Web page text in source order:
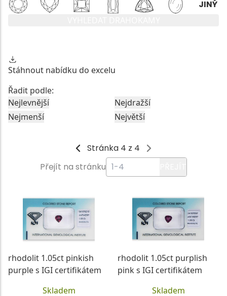
Stáhnout nabídku do excelu
Řadit podle:
Nejlevnější
Nejdražší
Nejmenší
Největší
Stránka 4 z 4
Přejít na stránku
rhodolit 1.05ct pinkish
purple s IGI certifikátem
Skladem
rhodolit 1.05ct purplish
pink s IGI certifikátem
Skladem